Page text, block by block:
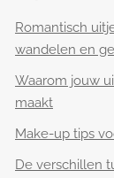
Romantisch
wandelen en
Waarom jouw
maakt
Make-up tips
De verschillen